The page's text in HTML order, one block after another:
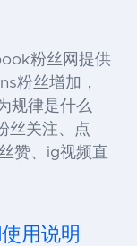
粉丝网提供
粉丝增加，
规律是什么
丝关注、点
赞、ig视频直
用说明